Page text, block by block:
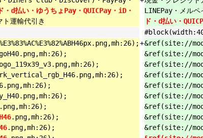
・d払い・ゆうちょPay・QUICPay・iD・
運輸代引き
LINEPay・メル
ド・d払い・
.png,mh:26);
.png,mh:26);
+&ref(site://
&ref(site://
&ref(site://
&ref(site://
&ref(site://
&ref(site://
&ref(site://
&ref(site://
&ref(site://